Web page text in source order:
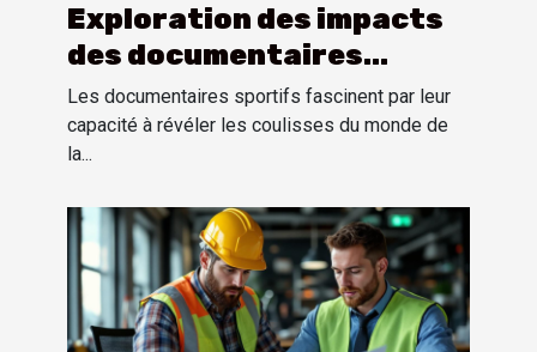
Exploration des impacts
des documentaires
sportifs sur la perception
publique
Les documentaires sportifs fascinent par leur
capacité à révéler les coulisses du monde de
la...